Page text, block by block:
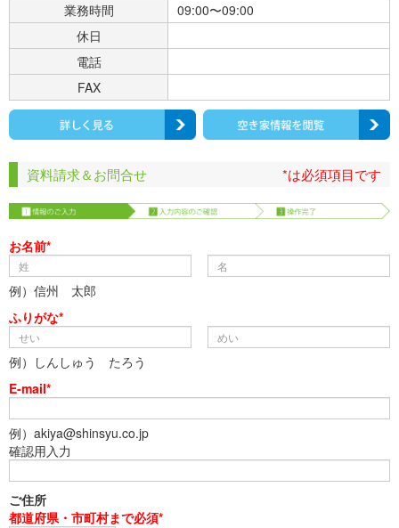
業務時間
09:00〜09:00
休日
電話
FAX
資料請求＆お問合せ *は必須項目です
お名前*
例）信州 太郎
ふりがな*
例）しんしゅう たろう
E-mail*
例）akiya@shinsyu.co.jp
確認用入力
ご住所
都道府県・市町村まで必須*